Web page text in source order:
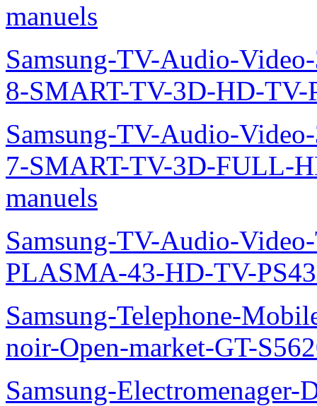
manuels
Samsung-TV-Audio-
8-SMART-TV-3D-HD-TV-
Samsung-TV-Audio-
7-SMART-TV-3D-FULL-
manuels
Samsung-TV-Audio-
PLASMA-43-HD-TV-
Samsung-Telephone-
noir-Open-market-GT-
Samsung-Electromenager-